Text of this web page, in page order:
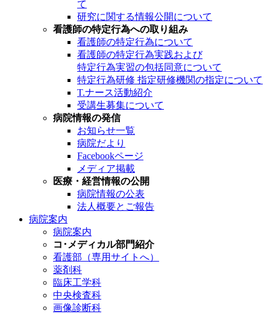
て
研究に関する情報公開について
看護師の特定行為への取り組み
看護師の特定行為について
看護師の特定行為実践および
特定行為実習の包括同意について
特定行為研修 指定研修機関の指定について
T.ナース活動紹介
受講生募集について
病院情報の発信
お知らせ一覧
病院だより
Facebookページ
メディア掲載
医療・経営情報の公開
病院情報の公表
法人概要とご報告
病院案内
病院案内
コ･メディカル部門紹介
看護部（専用サイトへ）
薬剤科
臨床工学科
中央検査科
画像診断科